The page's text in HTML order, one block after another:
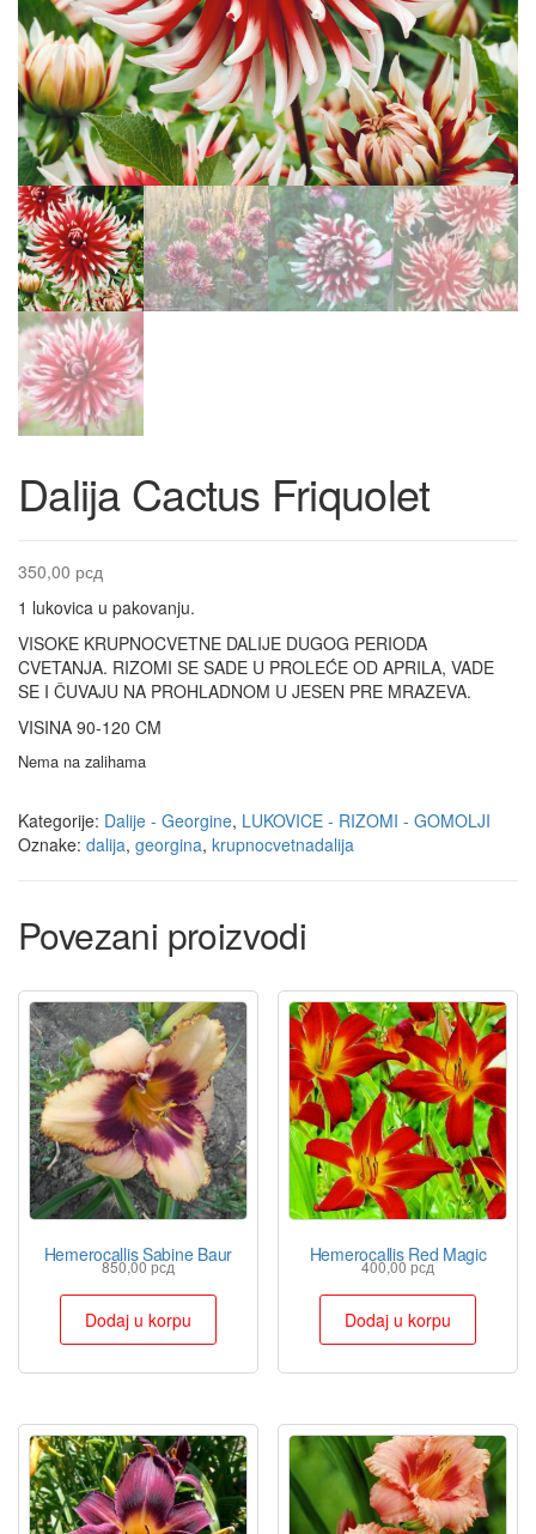
Dalija Cactus Friquolet
350,00 рсд
1 lukovica u pakovanju.
VISOKE KRUPNOCVETNE DALIJE DUGOG PERIODA
CVETANJA. RIZOMI SE SADE U PROLEĆE OD APRILA, VADE
SE I ČUVAJU NA PROHLADNOM U JESEN PRE MRAZEVA.
VISINA 90-120 CM
Nema na zalihama
Kategorije: Dalije - Georgine, LUKOVICE - RIZOMI - GOMOLJI
Oznake: dalija, georgina, krupnocvetnadalija
Povezani proizvodi
Hemerocallis Sabine Baur
850,00рсд
Dodaj u korpu
Hemerocallis Red Magic
400,00рсд
Dodaj u korpu